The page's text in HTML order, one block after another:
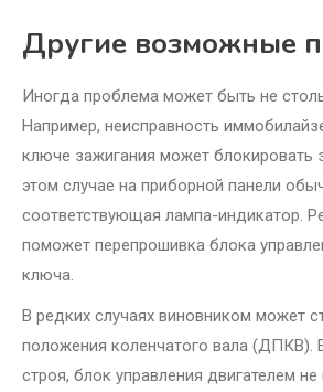
Другие возможные
Иногда проблема может быть не
Например, неисправность
ключе зажигания может блокировать
этом случае на приборной панели
соответствующая лампа-индикатор.
поможет перепрошивка блока
ключа.
В редких случаях виновником может
положения коленчатого вала (ДПКВ).
строя, блок управления двигателем не